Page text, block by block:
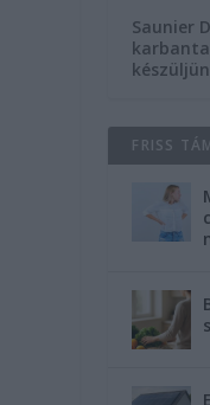
Saunier
FRISS